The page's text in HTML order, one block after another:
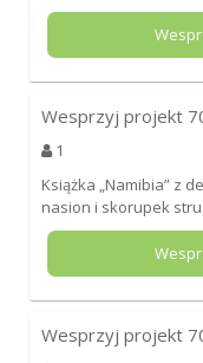
Wesprzyj projekt
1
Książka „Namibia” z
nasion i skorupek
Wesprzyj projekt